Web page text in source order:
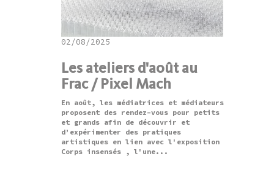
02/08/2025
Les ateliers d'août au
Frac / Pixel Mach
En août, les médiatrices et médiateurs
proposent des rendez-vous pour petits
et grands afin de découvrir et
d’expérimenter des pratiques
artistiques en lien avec l'exposition
Corps insensés , l'une...